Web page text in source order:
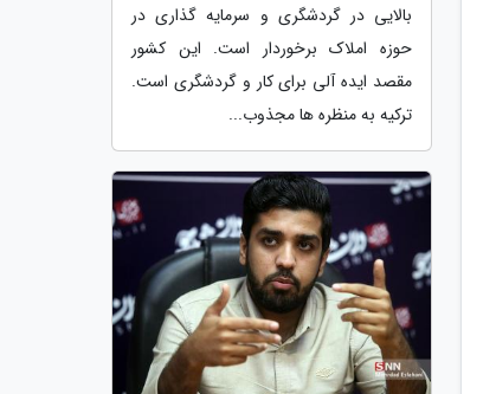
بالایی در گردشگری و سرمایه گذاری در
حوزه املاک برخوردار است. این کشور
مقصد ایده آلی برای کار و گردشگری است.
ترکیه به منظره ها مجذوب...